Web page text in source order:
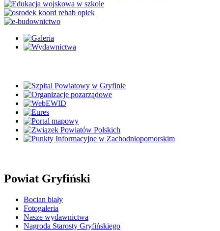
Powiat Gryfiński
Bocian biały
Fotogaleria
Nasze wydawnictwa
Nagroda Starosty Gryfińskiego